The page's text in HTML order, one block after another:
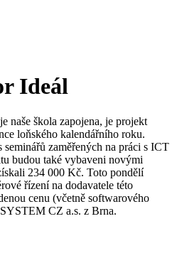
Ideál
naše škola zapojena, je projekt
loňského kalendářního roku.
zaměřených na práci s ICT
budou také vybaveni novými
234 000 Kč. Toto pondělí
řízení na dodavatele této
cenu (včetně softwarového
CZ a.s. z Brna.